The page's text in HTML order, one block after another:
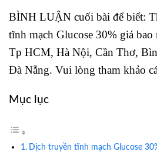
BÌNH LUẬN cuối bài để biết:
tĩnh mạch Glucose 30% giá bao
Tp HCM, Hà Nội, Cần Thơ,
Đà Nẵng. Vui lòng tham khảo
Mục lục
Dịch truyền tĩnh mạch Glucose